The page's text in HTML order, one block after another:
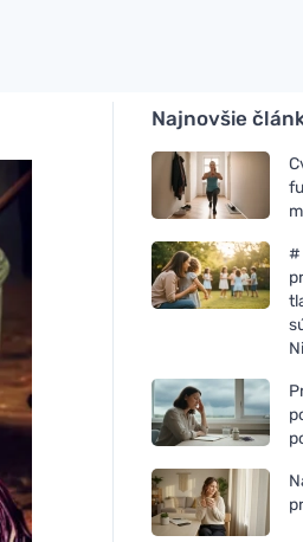
Najnovšie
#